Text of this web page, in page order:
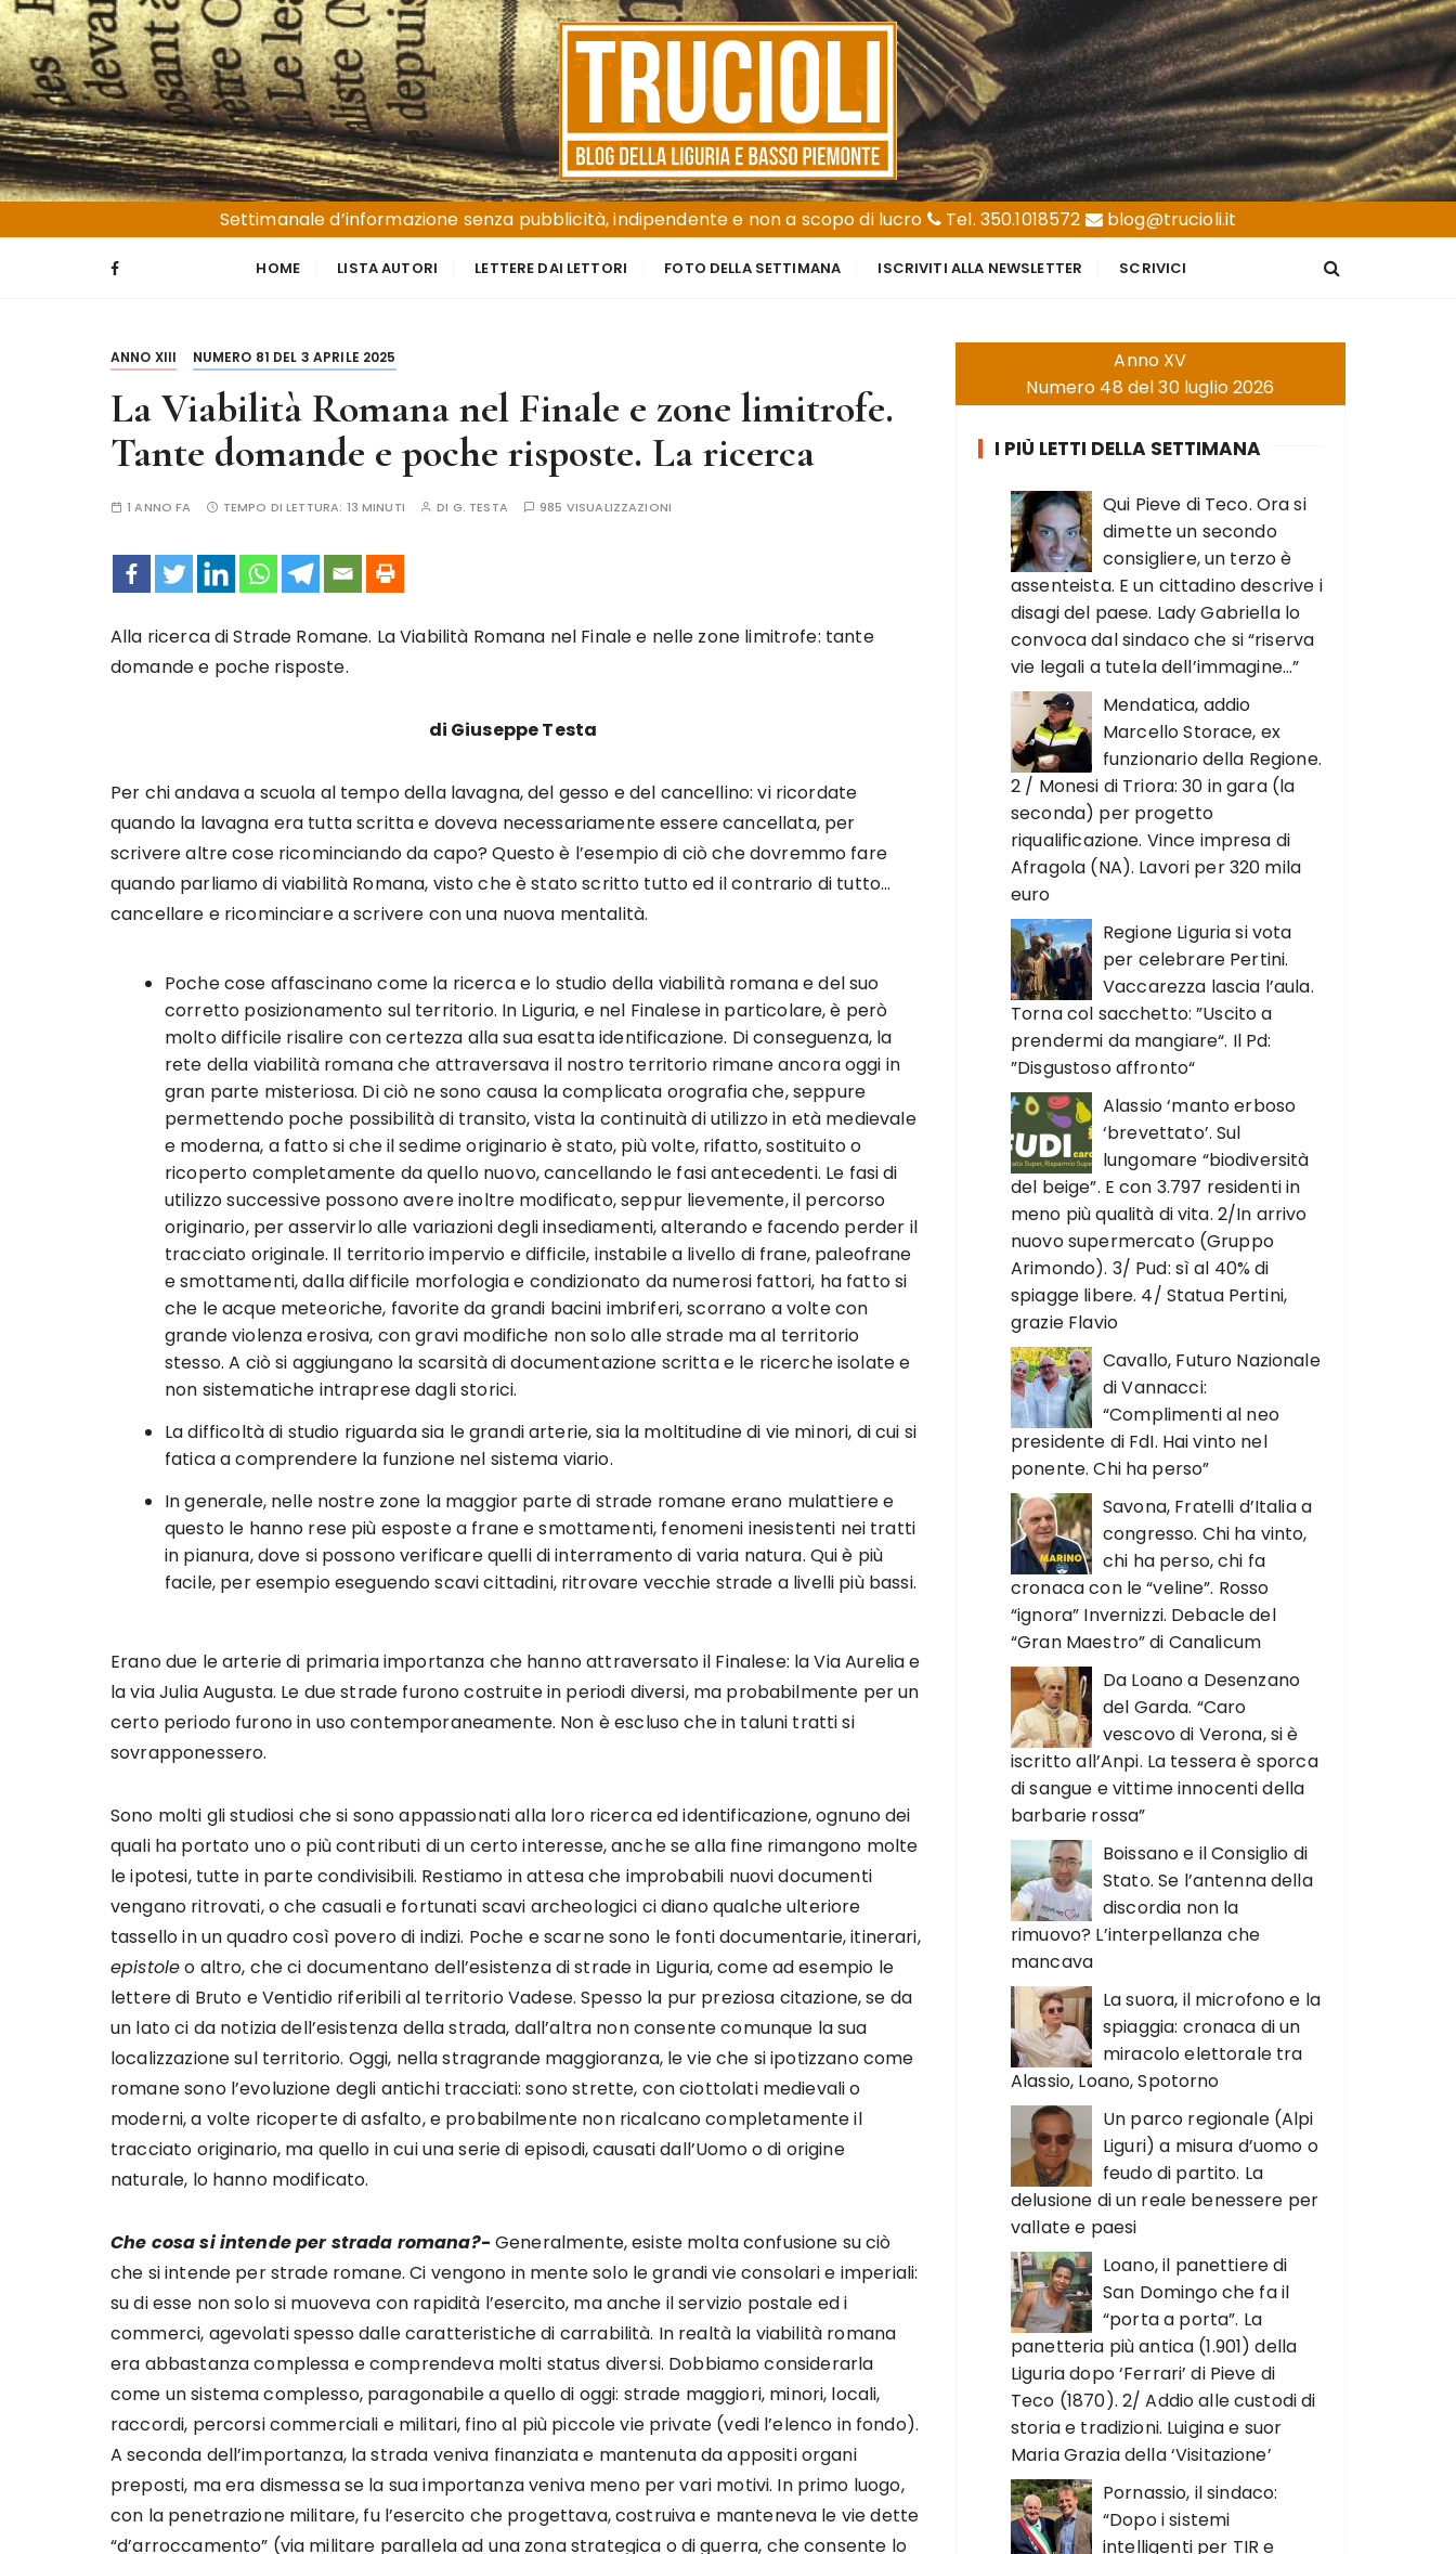
S
a
l
t
a
a
l
c
Trucioli
Liguria e Basso Piemonte
Settimanale d’informazione senza pubblicità, indipendente e non a scopo di lucro
Tel. 350.1018572 blog@trucioli.it
HOME LISTA AUTORI LETTERE DAI LETTORI FOTO DELLA SETTIMANA ISCRIVITI ALLA NEWSLETTER SCRIVICI
ANNO XIII NUMERO 81 DEL 3 APRILE 2025
La Viabilità Romana nel Finale e zone limitrofe.
Tante domande e poche risposte. La ricerca
1 ANNO FA TEMPO DI LETTURA: 13 MINUTI DI G. TESTA 985 VISUALIZZAZIONI
Alla ricerca di Strade Romane. La Viabilità Romana nel Finale e nelle zone limitrofe: tante
domande e poche risposte.
di Giuseppe Testa
Per chi andava a scuola al tempo della lavagna, del gesso e del cancellino: vi ricordate
quando la lavagna era tutta scritta e doveva necessariamente essere cancellata, per
scrivere altre cose ricominciando da capo? Questo è l’esempio di ciò che dovremmo fare
quando parliamo di viabilità Romana, visto che è stato scritto tutto ed il contrario di tutto…
cancellare e ricominciare a scrivere con una nuova mentalità.
Poche cose affascinano come la ricerca e lo studio della viabilità romana e del suo
corretto posizionamento sul territorio. In Liguria, e nel Finalese in particolare, è però
molto difficile risalire con certezza alla sua esatta identificazione. Di conseguenza, la
rete della viabilità romana che attraversava il nostro territorio rimane ancora oggi in
gran parte misteriosa. Di ciò ne sono causa la complicata orografia che, seppure
permettendo poche possibilità di transito, vista la continuità di utilizzo in età medievale
e moderna, a fatto si che il sedime originario è stato, più volte, rifatto, sostituito o
ricoperto completamente da quello nuovo, cancellando le fasi antecedenti. Le fasi di
utilizzo successive possono avere inoltre modificato, seppur lievemente, il percorso
originario, per asservirlo alle variazioni degli insediamenti, alterando e facendo perder il
tracciato originale. Il territorio impervio e difficile, instabile a livello di frane, paleofrane
e smottamenti, dalla difficile morfologia e condizionato da numerosi fattori, ha fatto si
che le acque meteoriche, favorite da grandi bacini imbriferi, scorrano a volte con
grande violenza erosiva, con gravi modifiche non solo alle strade ma al territorio
stesso. A ciò si aggiungano la scarsità di documentazione scritta e le ricerche isolate e
non sistematiche intraprese dagli storici.
La difficoltà di studio riguarda sia le grandi arterie, sia la moltitudine di vie minori, di cui si
fatica a comprendere la funzione nel sistema viario.
In generale, nelle nostre zone la maggior parte di strade romane erano mulattiere e
questo le hanno rese più esposte a frane e smottamenti, fenomeni inesistenti nei tratti
in pianura, dove si possono verificare quelli di interramento di varia natura. Qui è più
facile, per esempio eseguendo scavi cittadini, ritrovare vecchie strade a livelli più bassi.
Erano due le arterie di primaria importanza che hanno attraversato il Finalese: la Via Aurelia e
la via Julia Augusta. Le due strade furono costruite in periodi diversi, ma probabilmente per un
certo periodo furono in uso contemporaneamente. Non è escluso che in taluni tratti si
sovrapponessero.
Sono molti gli studiosi che si sono appassionati alla loro ricerca ed identificazione, ognuno dei
quali ha portato uno o più contributi di un certo interesse, anche se alla fine rimangono molte
le ipotesi, tutte in parte condivisibili. Restiamo in attesa che improbabili nuovi documenti
vengano ritrovati, o che casuali e fortunati scavi archeologici ci diano qualche ulteriore
tassello in un quadro così povero di indizi. Poche e scarne sono le fonti documentarie, itinerari,
epistoleo altro, che ci documentano dell’esistenza di strade in Liguria, come ad esempio le
lettere di Bruto e Ventidio riferibili al territorio Vadese. Spesso la pur preziosa citazione, se da
un lato ci da notizia dell’esistenza della strada, dall’altra non consente comunque la sua
localizzazione sul territorio. Oggi, nella stragrande maggioranza, le vie che si ipotizzano come
romane sono l’evoluzione degli antichi tracciati: sono strette, con ciottolati medievali o
moderni, a volte ricoperte di asfalto, e probabilmente non ricalcano completamente il
tracciato originario, ma quello in cui una serie di episodi, causati dall’Uomo o di origine
naturale, lo hanno modificato.
Che cosa si intende per strada romana?- Generalmente, esiste molta confusione su ciò
che si intende per strade romane. Ci vengono in mente solo le grandi vie consolari e imperiali:
su di esse non solo si muoveva con rapidità l’esercito, ma anche il servizio postale ed i
commerci, agevolati spesso dalle caratteristiche di carrabilità. In realtà la viabilità romana
era abbastanza complessa e comprendeva molti status diversi. Dobbiamo considerarla
come un sistema complesso, paragonabile a quello di oggi: strade maggiori, minori, locali,
raccordi, percorsi commerciali e militari, fino al più piccole vie private (vedi l’elenco in fondo).
A seconda dell’importanza, la strada veniva finanziata e mantenuta da appositi organi
preposti, ma era dismessa se la sua importanza veniva meno per vari motivi. In primo luogo,
con la penetrazione militare, fu l’esercito che progettava, costruiva e manteneva le vie dette
“d’arroccamento” (via militare parallela ad una zona strategica o di guerra, che consente lo
Anno XV
Numero 48 del 30 luglio 2026
I PIÙ LETTI DELLA SETTIMANA
Qui Pieve di Teco. Ora si
dimette un secondo
consigliere, un terzo è
assenteista. E un cittadino descrive i
disagi del paese. Lady Gabriella lo
convoca dal sindaco che si “riserva
vie legali a tutela dell’immagine…”
Mendatica, addio
Marcello Storace, ex
funzionario della Regione.
2 / Monesi di Triora: 30 in gara (la
seconda) per progetto
riqualificazione. Vince impresa di
Afragola (NA). Lavori per 320 mila
euro
Regione Liguria si vota
per celebrare Pertini.
Vaccarezza lascia l’aula.
Torna col sacchetto: ”Uscito a
prendermi da mangiare“. Il Pd:
”Disgustoso affronto“
Alassio ‘manto erboso
‘brevettato’. Sul
lungomare “biodiversità
del beige”. E con 3.797 residenti in
meno più qualità di vita. 2/In arrivo
nuovo supermercato (Gruppo
Arimondo). 3/ Pud: sì al 40% di
spiagge libere. 4/ Statua Pertini,
grazie Flavio
Cavallo, Futuro Nazionale
di Vannacci:
“Complimenti al neo
presidente di FdI. Hai vinto nel
ponente. Chi ha perso”
Savona, Fratelli d’Italia a
congresso. Chi ha vinto,
chi ha perso, chi fa
cronaca con le “veline”. Rosso
“ignora” Invernizzi. Debacle del
“Gran Maestro” di Canalicum
Da Loano a Desenzano
del Garda. “Caro
vescovo di Verona, si è
iscritto all’Anpi. La tessera è sporca
di sangue e vittime innocenti della
barbarie rossa”
Boissano e il Consiglio di
Stato. Se l’antenna della
discordia non la
rimuovo? L’interpellanza che
mancava
La suora, il microfono e la
spiaggia: cronaca di un
miracolo elettorale tra
Alassio, Loano, Spotorno
Un parco regionale (Alpi
Liguri) a misura d’uomo o
feudo di partito. La
delusione di un reale benessere per
vallate e paesi
Loano, il panettiere di
San Domingo che fa il
“porta a porta”. La
panetteria più antica (1.901) della
Liguria dopo ‘Ferrari’ di Pieve di
Teco (1870). 2/ Addio alle custodi di
storia e tradizioni. Luigina e suor
Maria Grazia della ‘Visitazione’
Pornassio, il sindaco:
“Dopo i sistemi
intelligenti per TIR e